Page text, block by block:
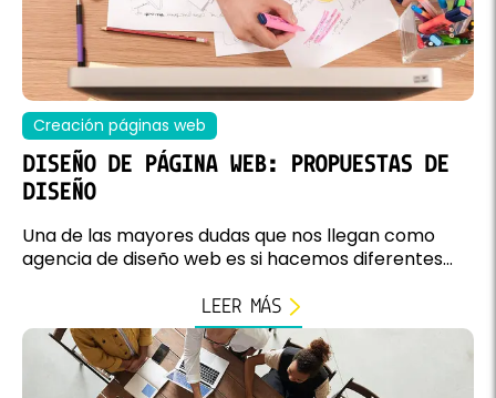
Creación páginas web
DISEÑO DE PÁGINA WEB: PROPUESTAS DE
DISEÑO
Una de las mayores dudas que nos llegan como
agencia de diseño web es si hacemos diferentes...
LEER MÁS